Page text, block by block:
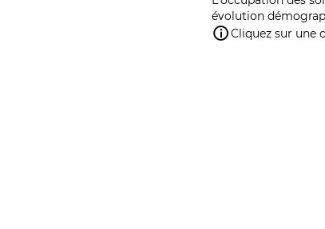
évolution
Cliquez sur une